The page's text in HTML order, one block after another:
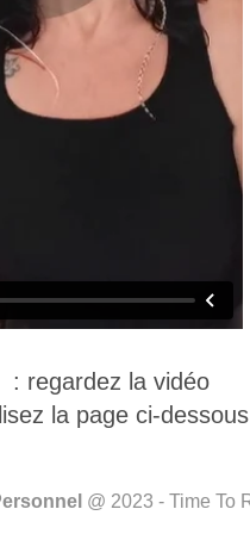
: regardez la vidéo
la page ci-dessous
@ 2023 - Time To